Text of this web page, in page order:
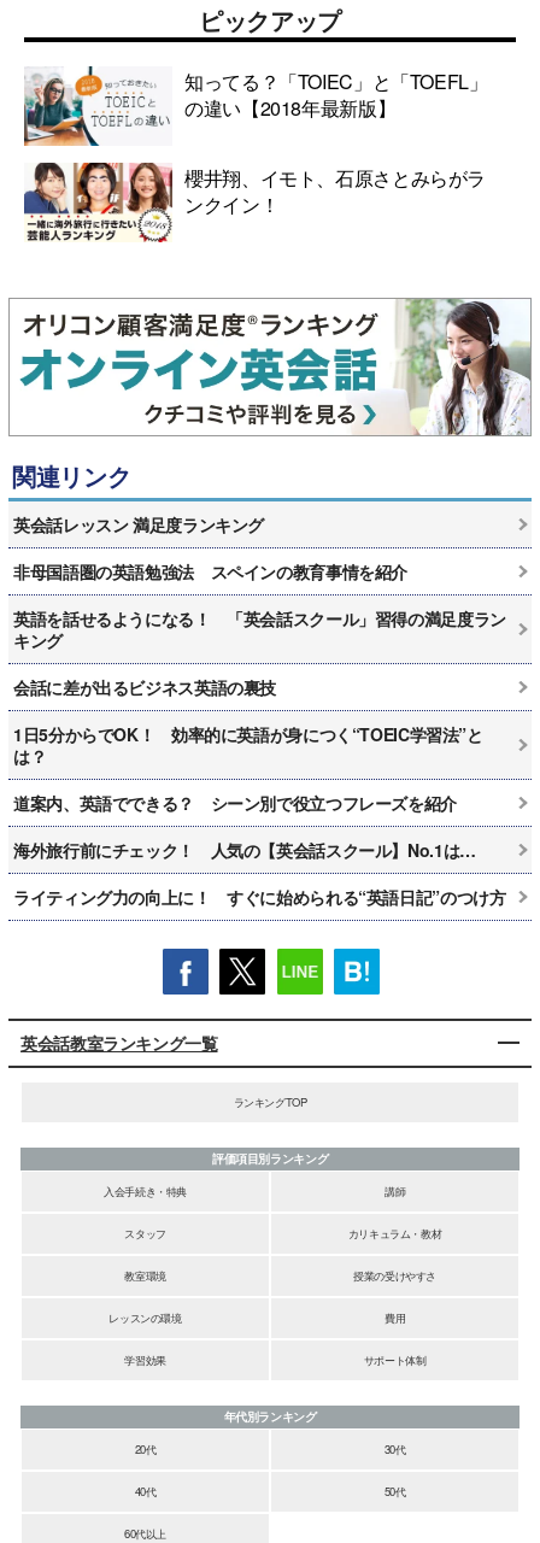
ピックアップ
知ってる？「TOIEC」と「TOEFL」
の違い【2018年最新版】
櫻井翔、イモト、石原さとみらがラ
ンクイン！
関連リンク
英会話レッスン 満足度ランキング
非母国語圏の英語勉強法 スペインの教育事情を紹介
英語を話せるようになる！ 「英会話スクール」習得の満足度ラン
キング
会話に差が出るビジネス英語の裏技
1日5分からでOK！ 効率的に英語が身につく“TOEIC学習法”と
は？
道案内、英語でできる？ シーン別で役立つフレーズを紹介
海外旅行前にチェック！ 人気の【英会話スクール】No.1は…
ライティング力の向上に！ すぐに始められる“英語日記”のつけ方
英会話教室ランキング一覧
ランキングTOP
評価項目別ランキング
入会手続き・特典
講師
スタッフ カリキュラム・教材
教室環境 授業の受けやすさ
レッスンの環境 費用
学習効果 サポート体制
年代別ランキング
20代
30代
40代 50代
60代以上